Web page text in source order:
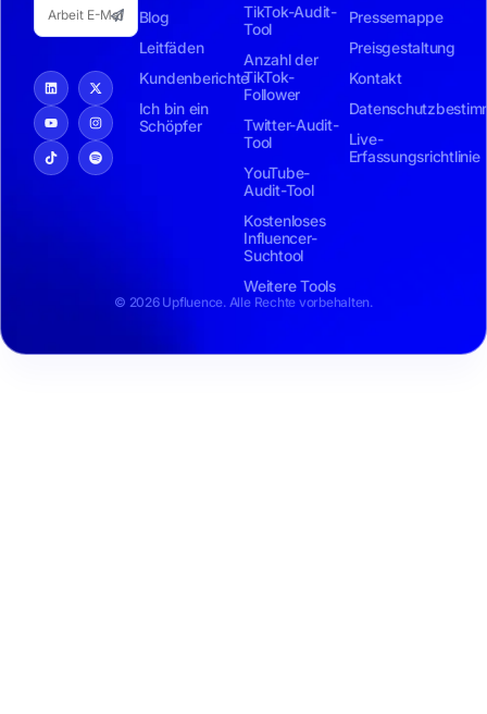
Blog
Leitfäden
Kundenberichte
Ich bin ein
Schöpfer
TikTok-Audit-
Tool
Anzahl der
TikTok-
Follower
Twitter-Audit-
Tool
YouTube-
Audit-Tool
Kostenloses
Influencer-
Suchtool
Weitere Tools
Pressemappe
Preisgestaltung
Kontakt
Live-
Erfassungsrichtlinie
© 2026 Upfluence. Alle Rechte vorbehalten.